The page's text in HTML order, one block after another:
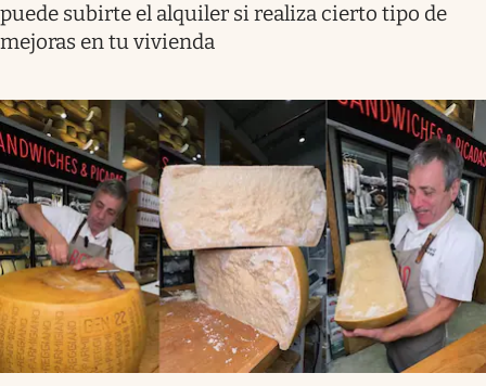
puede subirte el alquiler si realiza cierto tipo de
mejoras en tu vivienda